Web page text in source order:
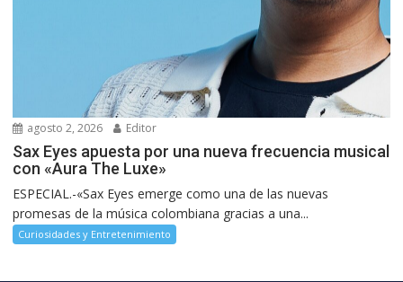
agosto 2, 2026 Editor
Sax Eyes apuesta por una nueva frecuencia musical
con «Aura The Luxe»
ESPECIAL.-«Sax Eyes emerge como una de las nuevas
promesas de la música colombiana gracias a una...
Curiosidades y Entretenimiento